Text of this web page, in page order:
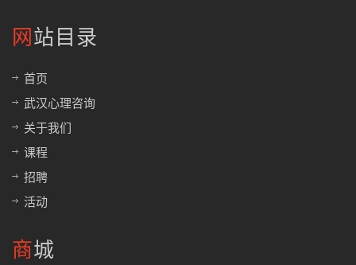
网站目录
首页
武汉心理咨询
关于我们
课程
招聘
活动
商城